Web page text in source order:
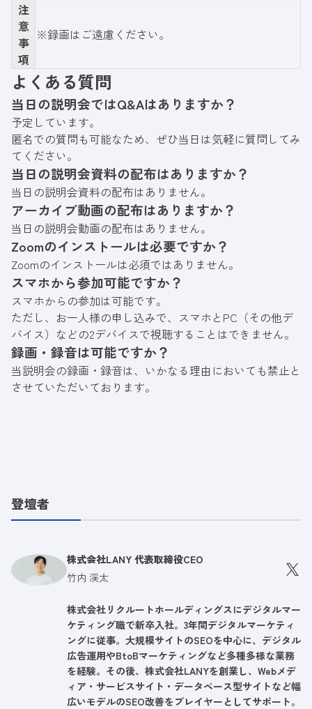
注
意
事
項
※録画はご遠慮ください。
よくある質問
当日の説明会ではQ&Aはありますか？
予定しています。
匿名での質問も可能なため、ぜひ当日は気軽に質問してみ
てください。
当日の説明会資料の配布はありますか？
当日の説明会資料の配布はありません。
アーカイブ動画の配布はありますか？
当日の説明会動画の配布はありません。
Zoomのインストールは必要ですか？
Zoomのインストールは必須ではありません。
スマホから参加可能ですか？
スマホからの参加は可能です。
ただし、お一人様の申し込みで、スマホとPC（その他デ
バイス）などの2デバイスで視聴することはできません。
録画・録音は可能ですか？
当説明会の録画・録音は、いかなる理由においても禁止と
させていただいております。
登壇者
株式会社LANY 代表取締役CEO
竹内 渓太
株式会社リクルートホールディングスにデジタルマー
ケティング職で新卒入社。3年間デジタルマーケティ
ングに従事。大規模サイトのSEOを中心に、デジタル
広告運用やBtoBマーケティングなど多種多様な業務
を経験。その後、株式会社LANYを創業し、Webメデ
ィア・サービスサイト・データベース型サイトなど幅
広いモデルのSEO改善をプレイヤーとしてサポート。